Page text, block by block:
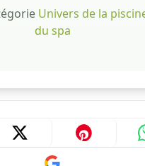
Univers de la
du spa